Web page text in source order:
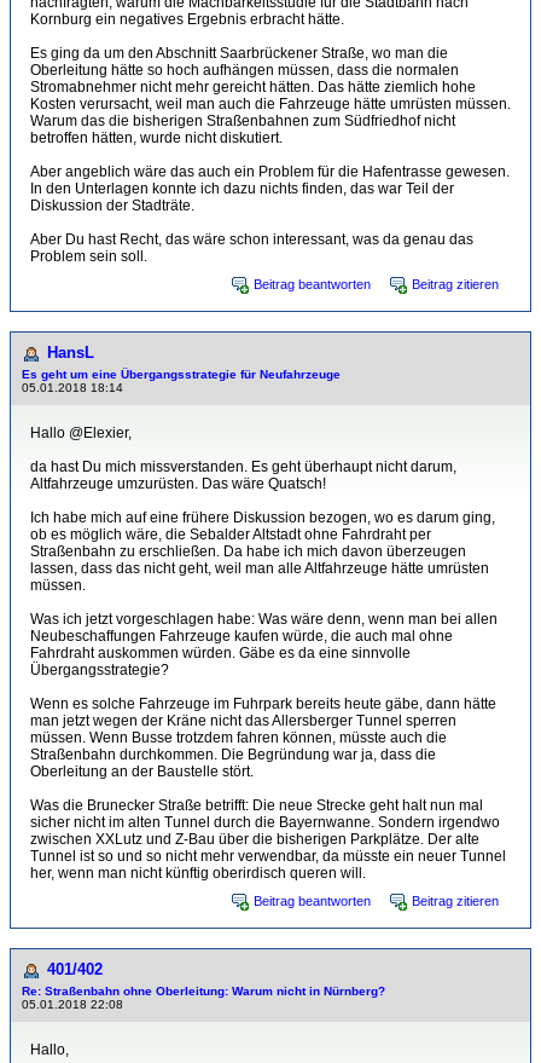
Kornburg ein negatives Ergebnis erbracht hätte.
Es ging da um den Abschnitt Saarbrückener Straße, wo man die
Oberleitung hätte so hoch aufhängen müssen, dass die normalen
Stromabnehmer nicht mehr gereicht hätten. Das hätte ziemlich hohe
Kosten verursacht, weil man auch die Fahrzeuge hätte umrüsten müssen.
Warum das die bisherigen Straßenbahnen zum Südfriedhof nicht
betroffen hätten, wurde nicht diskutiert.
Aber angeblich wäre das auch ein Problem für die Hafentrasse gewesen.
In den Unterlagen konnte ich dazu nichts finden, das war Teil der
Diskussion der Stadträte.
Aber Du hast Recht, das wäre schon interessant, was da genau das
Problem sein soll.
Beitrag beantworten Beitrag zitieren
HansL
Es geht um eine Übergangsstrategie für Neufahrzeuge
05.01.2018 18:14
Hallo @Elexier,
da hast Du mich missverstanden. Es geht überhaupt nicht darum,
Altfahrzeuge umzurüsten. Das wäre Quatsch!
Ich habe mich auf eine frühere Diskussion bezogen, wo es darum ging,
ob es möglich wäre, die Sebalder Altstadt ohne Fahrdraht per
Straßenbahn zu erschließen. Da habe ich mich davon überzeugen
lassen, dass das nicht geht, weil man alle Altfahrzeuge hätte umrüsten
müssen.
Was ich jetzt vorgeschlagen habe: Was wäre denn, wenn man bei allen
Neubeschaffungen Fahrzeuge kaufen würde, die auch mal ohne
Fahrdraht auskommen würden. Gäbe es da eine sinnvolle
Übergangsstrategie?
Wenn es solche Fahrzeuge im Fuhrpark bereits heute gäbe, dann hätte
man jetzt wegen der Kräne nicht das Allersberger Tunnel sperren
müssen. Wenn Busse trotzdem fahren können, müsste auch die
Straßenbahn durchkommen. Die Begründung war ja, dass die
Oberleitung an der Baustelle stört.
Was die Brunecker Straße betrifft: Die neue Strecke geht halt nun mal
sicher nicht im alten Tunnel durch die Bayernwanne. Sondern irgendwo
zwischen XXLutz und Z-Bau über die bisherigen Parkplätze. Der alte
Tunnel ist so und so nicht mehr verwendbar, da müsste ein neuer Tunnel
her, wenn man nicht künftig oberirdisch queren will.
Beitrag beantworten Beitrag zitieren
401/402
Re: Straßenbahn ohne Oberleitung: Warum nicht in Nürnberg?
05.01.2018 22:08
Hallo,